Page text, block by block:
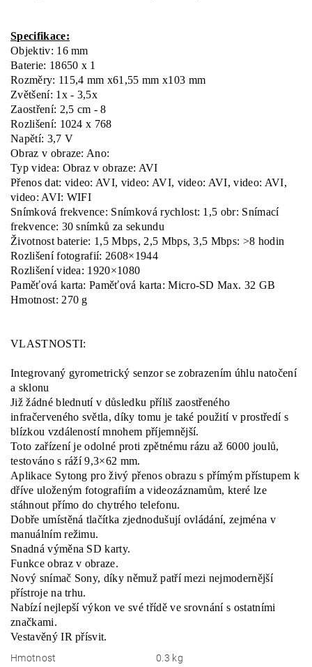
Specifikace:
Objektiv: 16 mm
Baterie: 18650 x 1
Rozměry: 115,4 mm x61,55 mm x103 mm
Zvětšení: 1x - 3,5x
Zaostření: 2,5 cm - 8
Rozlišení: 1024 x 768
Napětí: 3,7 V
Obraz v obraze: Ano:
Typ videa: Obraz v obraze: AVI
Přenos dat: video: AVI, video: AVI, video: AVI, video: AVI,
video: AVI: WIFI
Snímková frekvence: Snímková rychlost: 1,5 obr: Snímací
frekvence: 30 snímků za sekundu
Životnost baterie: 1,5 Mbps, 2,5 Mbps, 3,5 Mbps: >8 hodin
Rozlišení fotografií: 2608×1944
Rozlišení videa: 1920×1080
Paměťová karta: Paměťová karta: Micro-SD Max. 32 GB
Hmotnost: 270 g
VLASTNOSTI:
Integrovaný gyrometrický senzor se zobrazením úhlu natočení
a sklonu
Již žádné blednutí v důsledku příliš zaostřeného
infračerveného světla, díky tomu je také použití v prostředí s
blízkou vzdáleností mnohem příjemnější.
Toto zařízení je odolné proti zpětnému rázu až 6000 joulů,
testováno s ráží 9,3×62 mm.
Aplikace Sytong pro živý přenos obrazu s přímým přístupem k
dříve uloženým fotografiím a videozáznamům, které lze
stáhnout přímo do chytrého telefonu.
Dobře umístěná tlačítka zjednodušují ovládání, zejména v
manuálním režimu.
Snadná výměna SD karty.
Funkce obraz v obraze.
Nový snímač Sony, díky němuž patří mezi nejmodernější
přístroje na trhu.
Nabízí nejlepší výkon ve své třídě ve srovnání s ostatními
značkami.
Vestavěný IR přísvit.
Hmotnost 0.3 kg